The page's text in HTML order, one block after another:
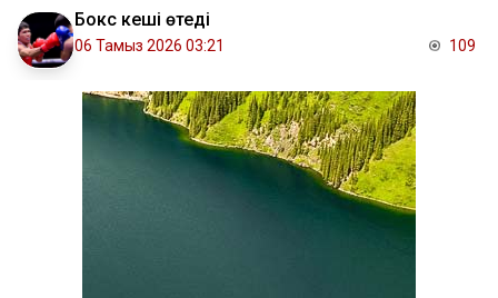
Бокс кеші өтеді
06 Тамыз 2026 03:21 109